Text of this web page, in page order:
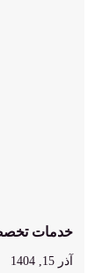
خدمات
آذر 15, 1404